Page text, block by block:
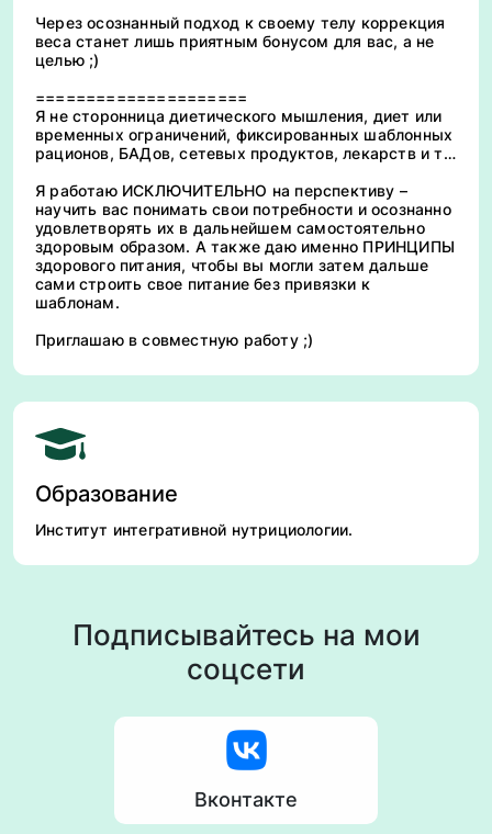
Через осознанный подход к своему телу коррекция
веса станет лишь приятным бонусом для вас, а не
целью ;)
=====================
Я не сторонница диетического мышления, диет или
временных ограничений, фиксированных шаблонных
рационов, БАДов, сетевых продуктов, лекарств и тп.
Я работаю ИСКЛЮЧИТЕЛЬНО на перспективу –
научить вас понимать свои потребности и осознанно
удовлетворять их в дальнейшем самостоятельно
здоровым образом. А также даю именно ПРИНЦИПЫ
здорового питания, чтобы вы могли затем дальше
сами строить свое питание без привязки к
шаблонам.
Приглашаю в совместную работу ;)
Образование
Институт интегративной нутрициологии.
Подписывайтесь на мои
соцсети
Вконтакте